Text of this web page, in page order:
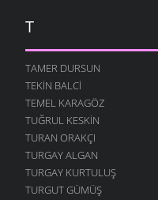
T
TAMER DURSUN
TEKIN BALCI
TEMEL KARAGÖZ
TUĞRUL KESKIN
TURAN ORAKÇI
TURGAY ALGAN
TURGAY KURTULUŞ
TURGUT GÜMÜŞ